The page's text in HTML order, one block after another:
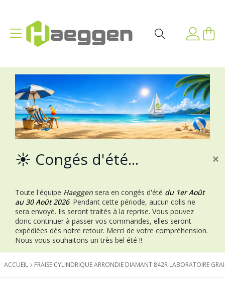
Affichage navigation Mon
☀️ Congés d'été...
Toute l'équipe Haeggen sera en congés d'été du 1er Août
au 30 Août 2026. Pendant cette période, aucun colis ne
sera envoyé. Ils seront traités à la reprise. Vous pouvez
donc continuer à passer vos commandes, elles seront
expédiées dès notre retour. Merci de votre compréhension.
Nous vous souhaitons un très bel été !!
×
ACCUEIL FRAISE CYLINDRIQUE ARRONDIE DIAMANT 842R LABORATOIRE